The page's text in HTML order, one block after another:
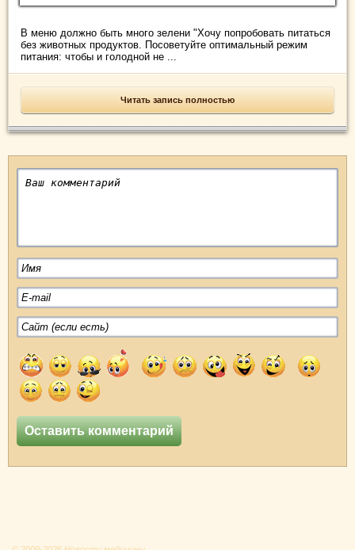
В меню должно быть много зелени "Хочу попробовать питаться
без животных продуктов. Посоветуйте оптимальный режим
питания: чтобы и голодной не ...
Читать запись полностью